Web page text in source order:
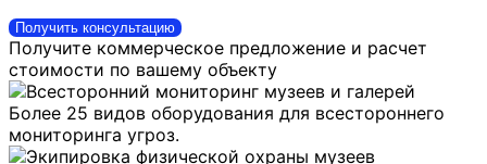
Получить консультацию
Получите коммерческое предложение и расчет
стоимости по вашему объекту
Более 25 видов оборудования для всестороннего
мониторинга угроз.